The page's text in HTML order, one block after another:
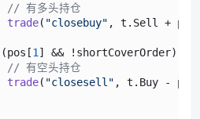
// 有多头持仓
trade( "closebuy" , t. Sell
+
(pos[1 ] && !shortCoverOrder) {
// 有空头持仓
trade( "closesell" , t. Buy -